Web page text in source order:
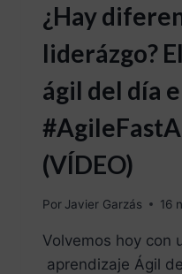
¿Hay
liderázgo?
ágil del día
(VÍDEO)
Por Javier Garzás 16
Volvemos hoy con
aprendizaje Ágil